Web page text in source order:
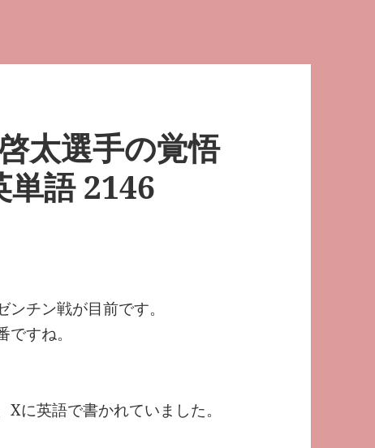
太選手の覚悟
単語 2146
チン戦が目前です。
すね。
に英語で書かれていました。